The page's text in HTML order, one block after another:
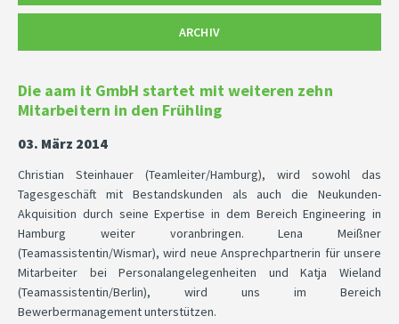
ARCHIV
Die aam it GmbH startet mit weiteren zehn
Mitarbeitern in den Frühling
03. März 2014
Christian Steinhauer (Teamleiter/Hamburg), wird sowohl das
Tagesgeschäft mit Bestandskunden als auch die Neukunden-
Akquisition durch seine Expertise in dem Bereich Engineering in
Hamburg weiter voranbringen. Lena Meißner
(Teamassistentin/Wismar), wird neue Ansprechpartnerin für unsere
Mitarbeiter bei Personalangelegenheiten und Katja Wieland
(Teamassistentin/Berlin), wird uns im Bereich
Bewerbermanagement unterstützen.